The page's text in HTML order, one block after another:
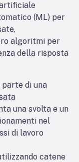
(ML) per
algoritmi per
della risposta
parte di una
una svolta e un
nel
di lavoro
catene